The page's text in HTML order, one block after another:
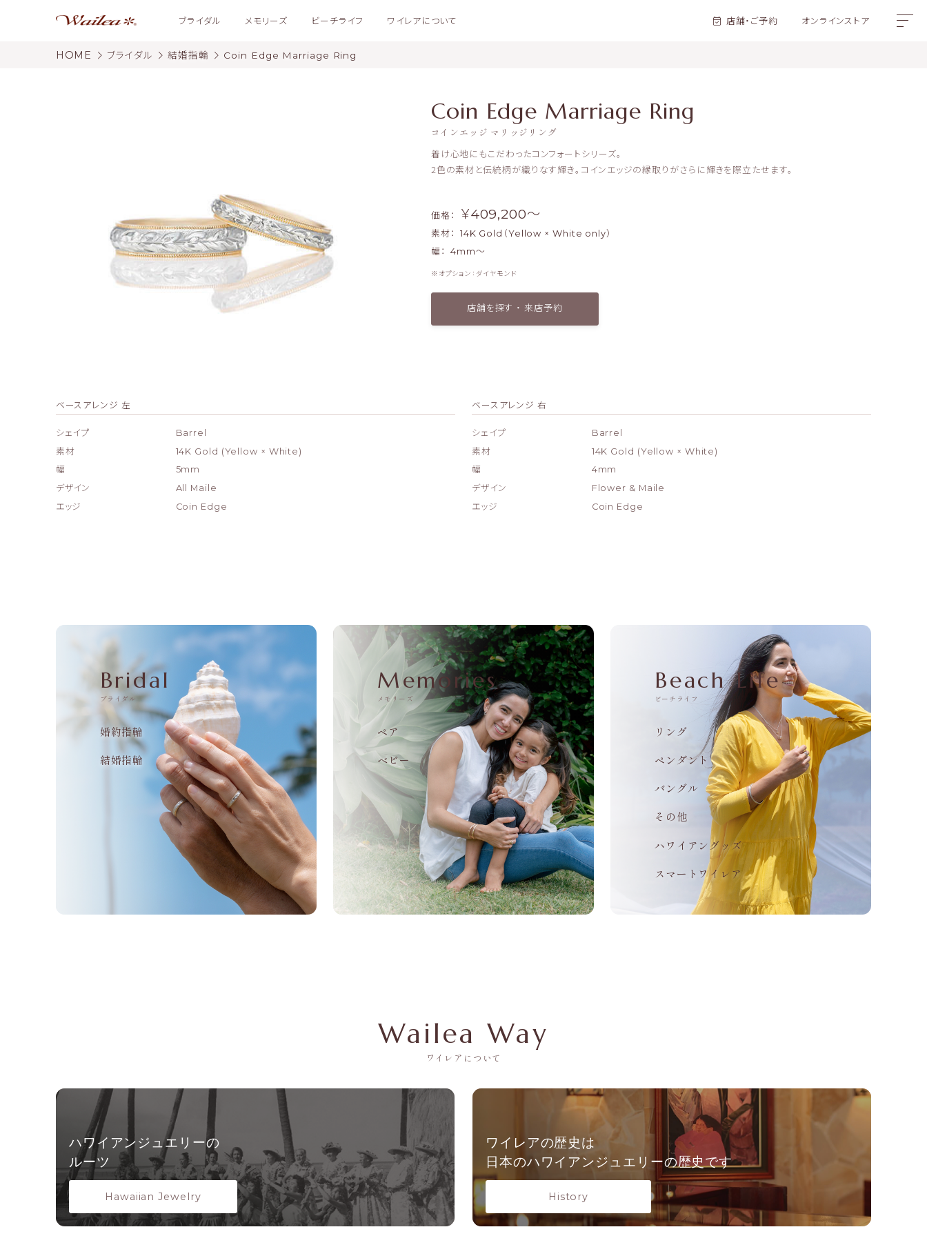
ブライダル メモリーズ ビーチライフ ワイレアについて 店舗・ご予約 オンラインストア
HOME ブライダル 結婚指輪 Coin Edge Marriage Ring
Coin Edge Marriage Ring
コインエッジ マリッジリング
着け心地にもこだわったコンフォートシリーズ。
2色の素材と伝統柄が織りなす輝き。コインエッジの縁取りがさらに輝きを際立たせます。
価格： ￥409,200〜
素材：
14K Gold（Yellow × White only）
幅：
4mm～
オプション：ダイヤモンド
店舗を探す ・ 来店予約
ベースアレンジ 左
シェイプ
Barrel
素材
14K Gold (Yellow × White)
幅
5mm
デザイン
All Maile
エッジ
Coin Edge
ベースアレンジ 右
シェイプ
Barrel
素材
14K Gold (Yellow × White)
幅
4mm
デザイン
Flower & Maile
エッジ
Coin Edge
Bridal
ブライダル
婚約指輪
結婚指輪
Memories
メモリーズ
ペア
ベビー
Beach Life
ビーチライフ
リング
ペンダント
バングル
その他
ハワイアングッズ
スマートワイレア
Wailea Way
ワイレアについて
ハワイアンジュエリーの
ルーツ
Hawaiian Jewelry
ワイレアの歴史は
日本のハワイアンジュエリーの歴史です
History